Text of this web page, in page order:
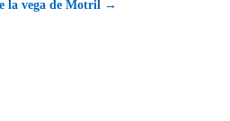
la vega de Motril →